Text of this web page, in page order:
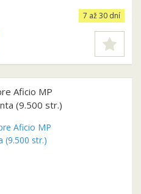
7 až 30 dní
Aficio MP
(9.500 str.)